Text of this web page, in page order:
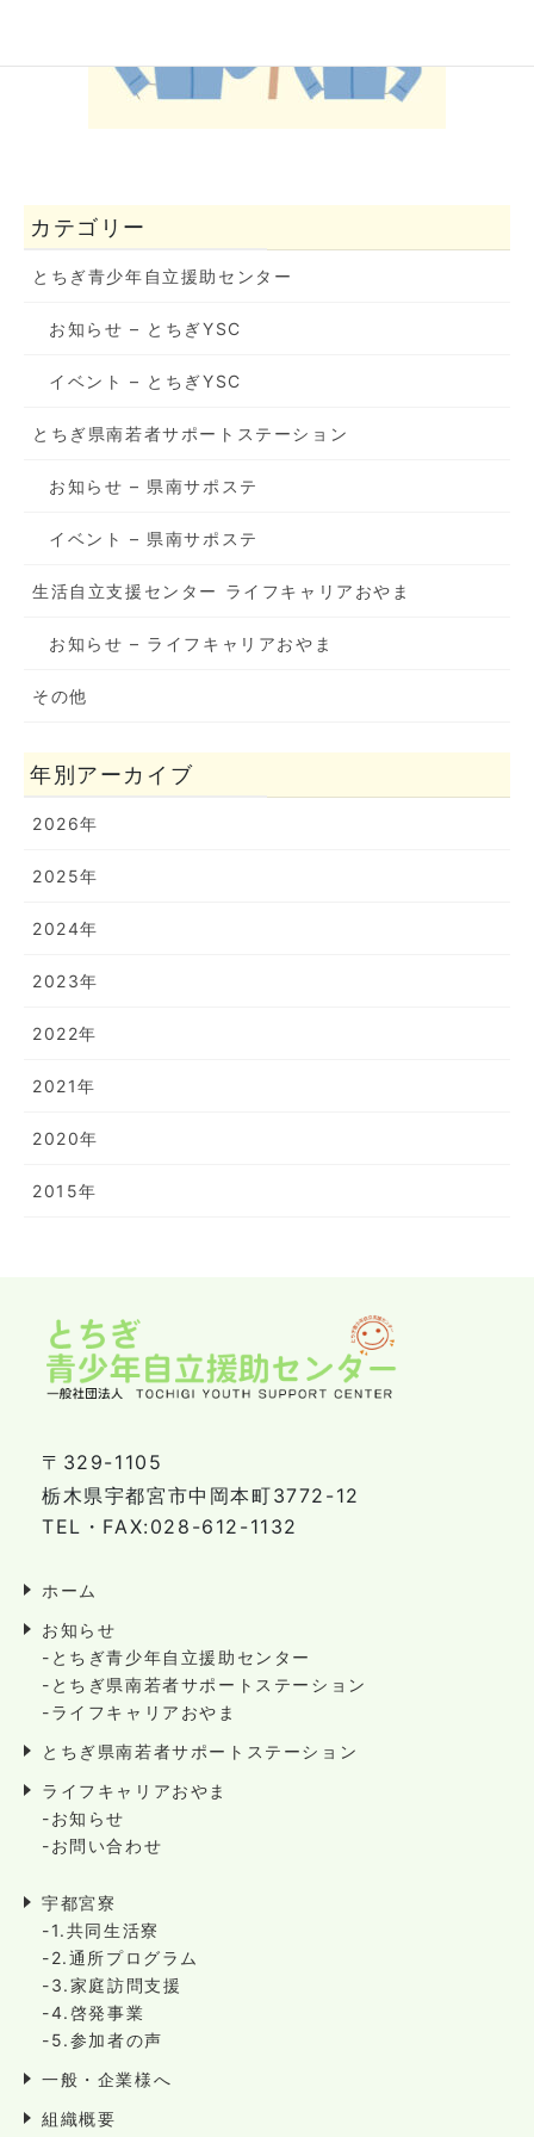
カテゴリー
とちぎ青少年自立援助センター
お知らせ – とちぎYSC
イベント – とちぎYSC
とちぎ県南若者サポートステーション
お知らせ – 県南サポステ
イベント – 県南サポステ
生活自立支援センター ライフキャリアおやま
お知らせ – ライフキャリアおやま
その他
年別アーカイブ
2026年
2025年
2024年
2023年
2022年
2021年
2020年
2015年
〒329-1105
栃木県宇都宮市中岡本町3772-12
TEL・FAX:028-612-1132
ホーム
お知らせ
-とちぎ青少年自立援助センター
-とちぎ県南若者サポートステーション
-ライフキャリアおやま
とちぎ県南若者サポートステーション
ライフキャリアおやま
-お知らせ
-お問い合わせ
宇都宮寮
-1.共同生活寮
-2.通所プログラム
-3.家庭訪問支援
-4.啓発事業
-5.参加者の声
一般・企業様へ
組織概要